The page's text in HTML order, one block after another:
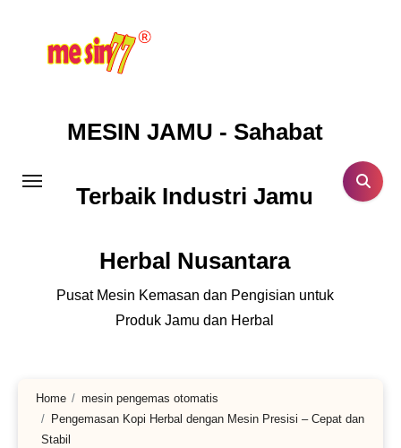
MESIN JAMU - Sahabat
Terbaik Industri Jamu
Herbal Nusantara
Pusat Mesin Kemasan dan Pengisian untuk
Produk Jamu dan Herbal
Home
mesin pengemas otomatis
Pengemasan Kopi Herbal dengan Mesin Presisi – Cepat dan
Stabil